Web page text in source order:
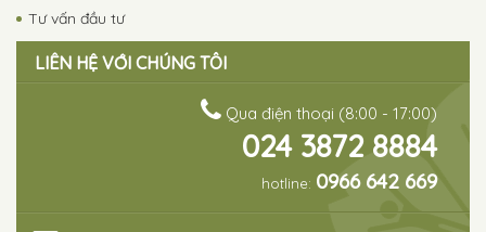
Tư vấn đầu tư
LIÊN HỆ VỚI CHÚNG TÔI
Qua điện thoại (8:00 - 17:00)
024 3872 8884
hotline: 0966 642 669